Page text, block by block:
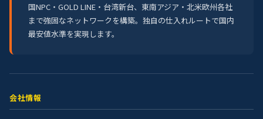
国NPC・GOLD LINE・台湾新台、東南アジア・北米欧州各社
まで強固なネットワークを構築。独自の仕入れルートで国内
最安値水準を実現します。
会社情報